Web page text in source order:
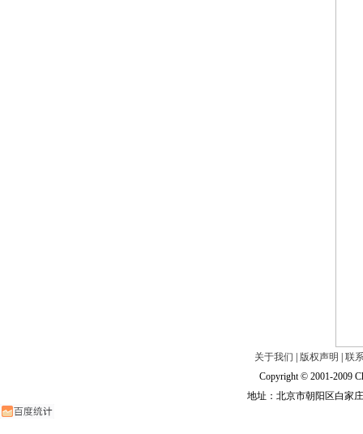
关于我们 版权声明
联
Copyright © 2001-2009
地址：北京市朝阳区白家